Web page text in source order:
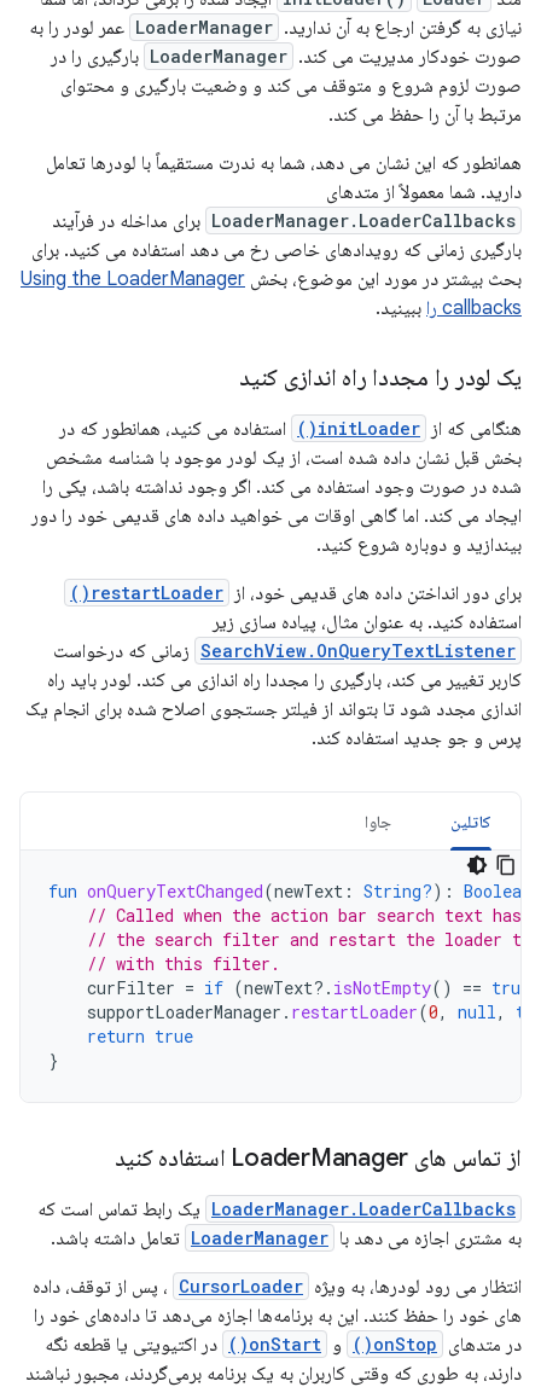
نیازی به گرفتن ارجاع به آن ندارید. LoaderManager عمر لودر را به
صورت خودکار مدیریت می کند. LoaderManager بارگیری را در
صورت لزوم شروع و متوقف می کند و وضعیت بارگیری و محتوای
مرتبط با آن را حفظ می کند.
همانطور که این نشان می دهد، شما به ندرت مستقیماً با لودرها تعامل
دارید. شما معمولاً از متدهای
LoaderManager.LoaderCallbacks برای مداخله در فرآیند
بارگیری زمانی که رویدادهای خاصی رخ می دهد استفاده می کنید. برای
بحث بیشتر در مورد این موضوع، بخش Using the LoaderManager
callbacks را
ببینید.
یک لودر را مجددا راه اندازی کنید
هنگامی که از initLoader()
استفاده می کنید، همانطور که در
بخش قبل نشان داده شده است، از یک لودر موجود با شناسه مشخص
شده در صورت وجود استفاده می کند. اگر وجود نداشته باشد، یکی را
ایجاد می کند. اما گاهی اوقات می خواهید داده های قدیمی خود را دور
بیندازید و دوباره شروع کنید.
برای دور انداختن داده های قدیمی خود، از restartLoader()
استفاده کنید. به عنوان مثال، پیاده سازی زیر
SearchView.OnQueryTextListener زمانی که درخواست
کاربر تغییر می کند، بارگیری را مجددا راه اندازی می کند. لودر باید راه
اندازی مجدد شود تا بتواند از فیلتر جستجوی اصلاح شده برای انجام یک
پرس و جو جدید استفاده کند.
کاتلین جاوا
fun onQueryTextChanged(newText : String?): Boolean
// Called when the action bar search text has
// the search filter and restart the loader to
// with this filter.
curFilter = if (newText?. isNotEmpty() == true
supportLoaderManager . restartLoader(0, null,
return true
}
از تماس های Loader Manager استفاده کنید
LoaderManager.LoaderCallbacks یک رابط تماس است که
به مشتری اجازه می دهد با LoaderManager تعامل داشته باشد.
انتظار می رود لودرها، به ویژه CursorLoader ، پس از توقف، داده
های خود را حفظ کنند. این به برنامه‌ها اجازه می‌دهد تا داده‌های خود را
در متدهای onStop() و onStart()
در اکتیویتی یا قطعه نگه
دارند، به طوری که وقتی کاربران به یک برنامه برمی‌گردند، مجبور نباشند